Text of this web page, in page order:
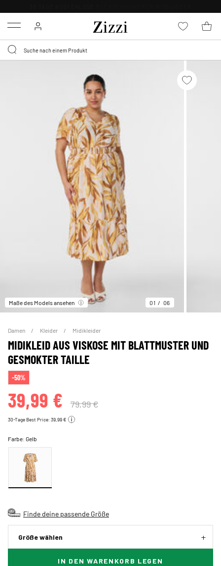
Menu
Maße des Models ansehen 01 06
Damen Kleider Midikleider
MIDIKLEID AUS VISKOSE MIT BLATTMUSTER UND
GESMOKTER TAILLE
-50%
39,99 € 79,99 €
30-Tage Best Price: 39,99 €
Farbe:Gelb
Finde deine passende Größe
Größe wählen
IN DEN WARENKORB LEGEN